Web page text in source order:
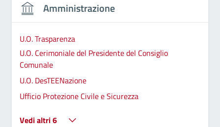
Amministrazione
U.O. Trasparenza
U.O. Cerimoniale del Presidente del Consiglio
Comunale
U.O. DesTEENazione
Ufficio Protezione Civile e Sicurezza
Vedi altri 6